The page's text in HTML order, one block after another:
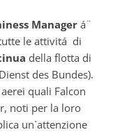
Manager á¨
le attivitá di
della flotta di
des Bundes).
quali Falcon
noti per la loro
un`attenzione